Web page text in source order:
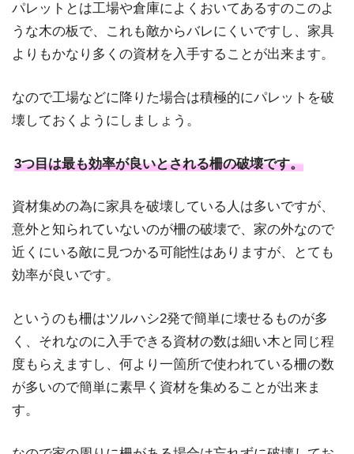
パレットとは工場や倉庫によくおいてあるすのこのよ
うな木の板で、これも敵からバレにくいですし、家具
よりもかなり多くの資材を入手することが出来ます。
なので工場などに降りた場合は積極的にパレットを破
壊しておくようにしましょう。
3つ目は最も効率が良いとされる柵の破壊です。
資材集めの為に家具を破壊している人は多いですが、
意外と知られていないのが柵の破壊で、家の外なので
近くにいる敵に見つかる可能性はありますが、とても
効率が良いです。
というのも柵はツルハシ2発で簡単に壊せるものが多
く、それなのに入手できる資材の数は細い木と同じ程
度もらえますし、何より一箇所で使われている柵の数
が多いので簡単に素早く資材を集めることが出来ま
す。